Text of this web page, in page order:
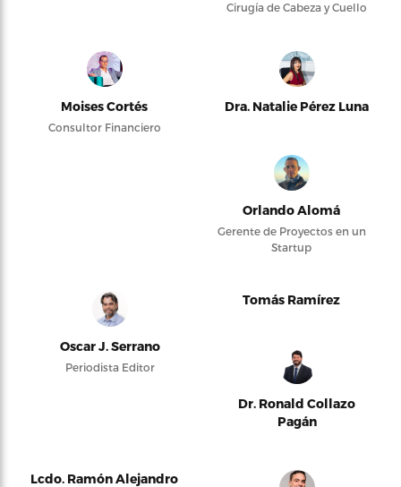
Cirugía de Cabeza y Cuello
Moises Cortés
Consultor Financiero
Dra. Natalie Pérez Luna
Orlando Alomá
Gerente de Proyectos en un
Startup
Oscar J. Serrano
Periodista Editor
Tomás Ramírez
Dr. Ronald Collazo
Pagán
Lcdo. Ramón Alejandro